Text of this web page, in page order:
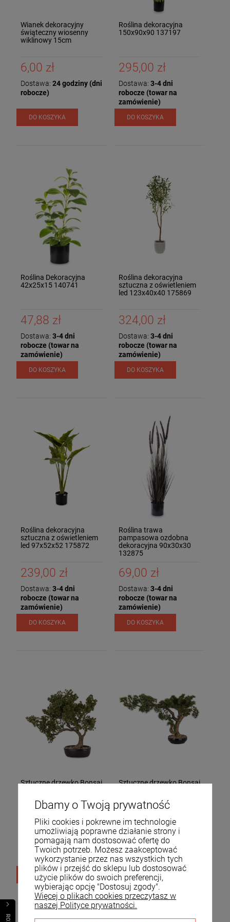
Wianek dekoracyjny
świąteczny wiosenny
wiklinowy 15cm
6,00 zł
Dostawa: 24 godziny (dni
robocze)
DO KOSZYKA
Roślina dekoracyjna
150x90x90 137197
295,00 zł
Dostawa: 3-4 dni
robocze (towar na
zamówienie)
DO KOSZYKA
Roślina Dekoracyjna
42x25x15 140741
47,88 zł
Dostawa: 3-4 dni
robocze (towar na
zamówienie)
DO KOSZYKA
Roślina dekoracyjna
sztuczna z oświetleniem
led 123x40x40 175869
324,00 zł
Dostawa: 3-4 dni
robocze (towar na
zamówienie)
DO KOSZYKA
Roślina dekoracyjna
sztuczna z oświetleniem
led 97x52x52 175872
239,00 zł
Dostawa: 3-4 dni
robocze (towar na
zamówienie)
DO KOSZYKA
Roślina trawa
pampasowa ozdobna
dekoracyjna 90x30x30
132875
69,00 zł
Dostawa: 3-4 dni
robocze (towar na
zamówienie)
DO KOSZYKA
Sztuczne drzewko Bonsai
299,00 zł
Dostawa:3-4 dni
robocze (towar na
zamówienie)
DO KOSZYKA
Sztuczne drzewko Bonsai
498,00 zł
Dostawa:3-4 dni
robocze (towar na
zamówienie)
DO KOSZYKA
Dbamy o Twoją prywatność
Pliki cookies i pokrewne im technologie
umożliwiają poprawne działanie strony i
pomagają nam dostosować ofertę do
Twoich potrzeb. Możesz zaakceptować
wykorzystanie przez nas wszystkich tych
plików i przejść do sklepu lub dostosować
użycie plików do swoich preferencji,
wybierając opcję "Dostosuj zgody".
Więcej o plikach cookies przeczytasz w
naszej Polityce prywatności.